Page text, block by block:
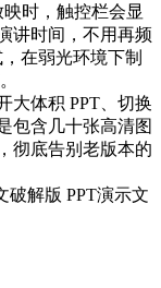
映时，触控栏会显
讲时间，不用再频
在弱光环境下制
大体积 PPT、切换
包含几十张高清图
彻底告别老版本的